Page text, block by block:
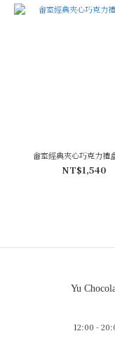
畬室經典夾心巧克力禮
NT$1,540
Yu
12:00 -